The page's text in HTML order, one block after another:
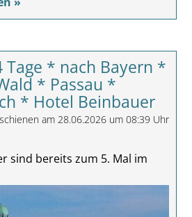
Tage * nach Bayern *
* Passau *
* Hotel Beinbauer
am 28.06.2026 um 08:39 Uhr
sind bereits zum 5. Mal im